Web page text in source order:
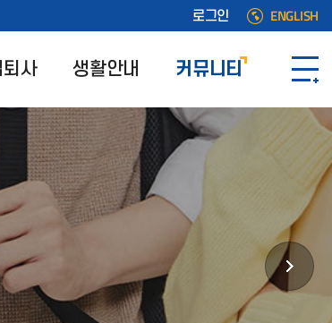
로그인 ENGLISH
퇴사 생활안내 커뮤니티